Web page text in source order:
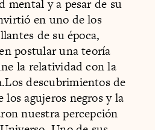
mental y a pesar de su
en uno de los
de su época,
postular una teoría
la relatividad con la
descubrimientos de
los agujeros negros y la
nuestra percepción